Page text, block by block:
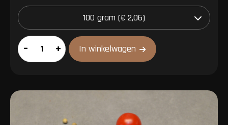
Kipdij
kletsers
– + In winkelwagen